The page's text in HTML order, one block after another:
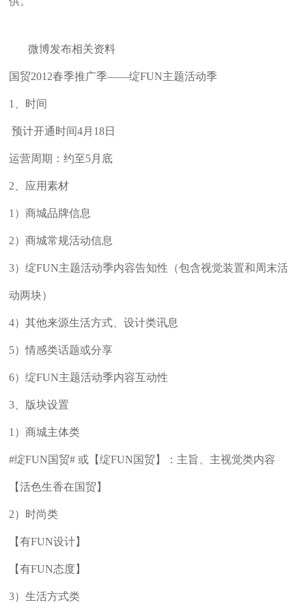
微博发布相关资料
国贸2012春季推广季——绽FUN主题活动季
1、时间
预计开通时间4月18日
运营周期：约至5月底
2、应用素材
1）商城品牌信息
2）商城常规活动信息
3）绽FUN主题活动季内容告知性（包含视觉装置和周末活
动两块）
4）其他来源生活方式、设计类讯息
5）情感类话题或分享
6）绽FUN主题活动季内容互动性
3、版块设置
1）商城主体类
#绽FUN国贸# 或【绽FUN国贸】：主旨、主视觉类内容
【活色生香在国贸】
2）时尚类
【有FUN设计】
【有FUN态度】
3）生活方式类